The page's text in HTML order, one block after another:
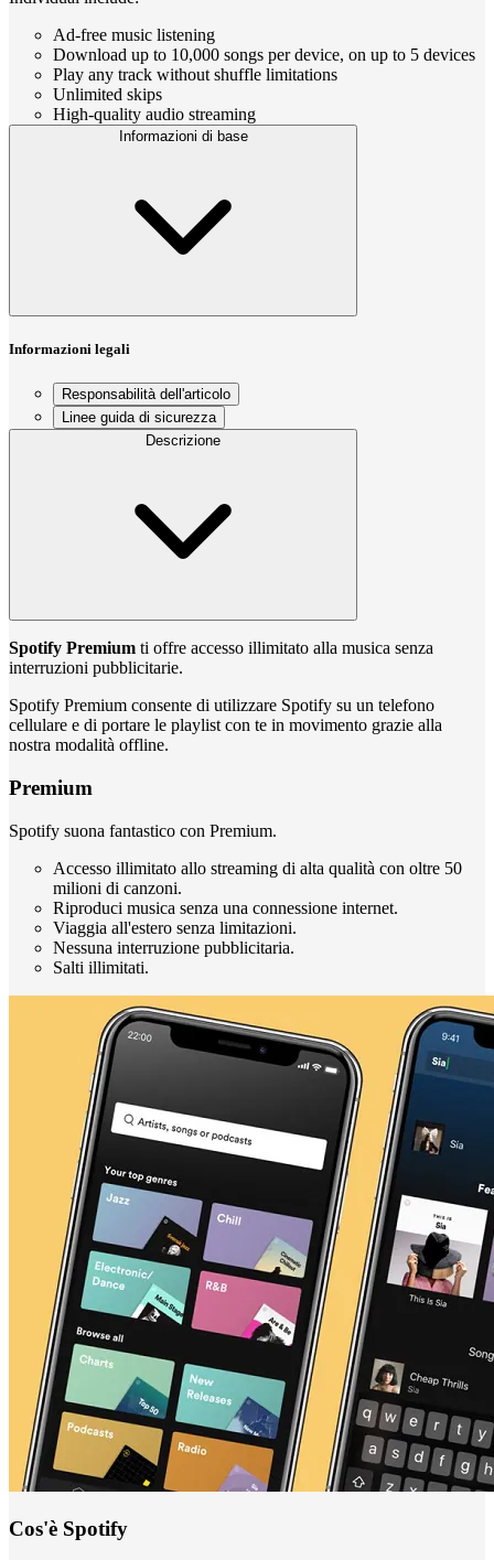
Ad-free music listening
Download up to 10,000 songs per device, on up to 5 devices
Play any track without shuffle limitations
Unlimited skips
High-quality audio streaming
Informazioni di base
Informazioni legali
Responsabilità dell'articolo
Linee guida di sicurezza
Descrizione
Spotify Premium ti offre accesso illimitato alla musica senza
interruzioni pubblicitarie.
Spotify Premium consente di utilizzare Spotify su un telefono
cellulare e di portare le playlist con te in movimento grazie alla
nostra modalità offline.
Premium
Spotify suona fantastico con Premium.
Accesso illimitato allo streaming di alta qualità con oltre 50
milioni di canzoni.
Riproduci musica senza una connessione internet.
Viaggia all'estero senza limitazioni.
Nessuna interruzione pubblicitaria.
Salti illimitati.
Cos'è Spotify